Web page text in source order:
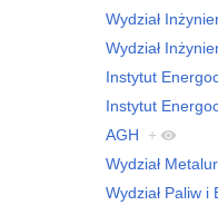
Wydział
Wydział
Instytut
Instytut
AGH
+
Wydział
Wydział Paliw i